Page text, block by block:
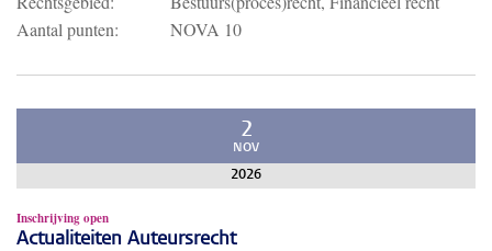
Aantal punten:
NOVA 10
2
NOV
2026
Inschrijving open
Actualiteiten Auteursrecht